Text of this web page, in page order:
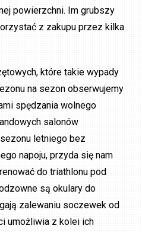
powierzchni. Im grubszy
z zakupu przez kilka
które takie wypady
na sezon obserwujemy
spędzania wolnego
salonów
letniego bez
napoju, przyda się nam
do triathlonu pod
są okulary do
zalewaniu soczewek od
umożliwia z kolei ich